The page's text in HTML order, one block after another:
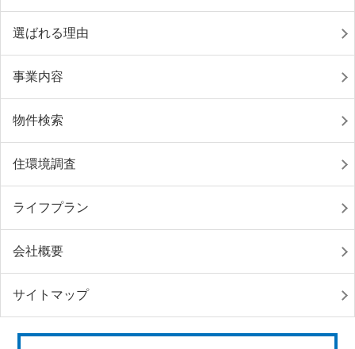
選ばれる理由
事業内容
物件検索
住環境調査
ライフプラン
会社概要
サイトマップ